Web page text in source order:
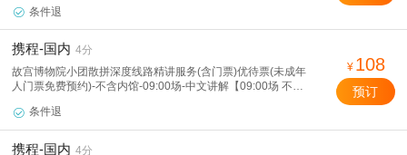
 条件退
携程-国内 4分
故宫博物院小团散拼深度线路精讲服务(含门票)优待票(未成年
人门票免费预约)-不含内馆-09:00场-中文讲解【09:00场 不含
 条件退
¥ 108
预订
携程-国内 4分